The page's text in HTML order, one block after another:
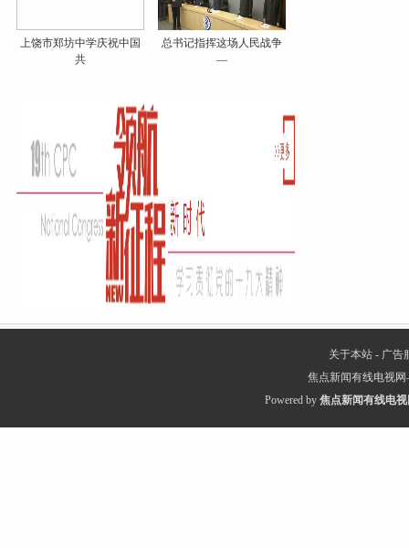
上饶市郑坊中学庆祝中国
共
总书记指挥这场人民战争
—
关于本站 - 广告
焦点新闻有线电视
Powered by 焦点新闻有线电